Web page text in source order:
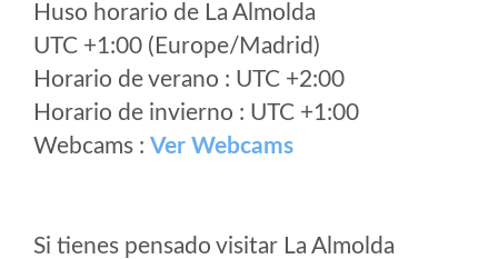
Huso horario de La Almolda
UTC +1:00 (Europe/Madrid)
Horario de verano : UTC +2:00
Horario de invierno : UTC +1:00
Webcams : Ver Webcams
Si tienes pensado visitar La Almolda